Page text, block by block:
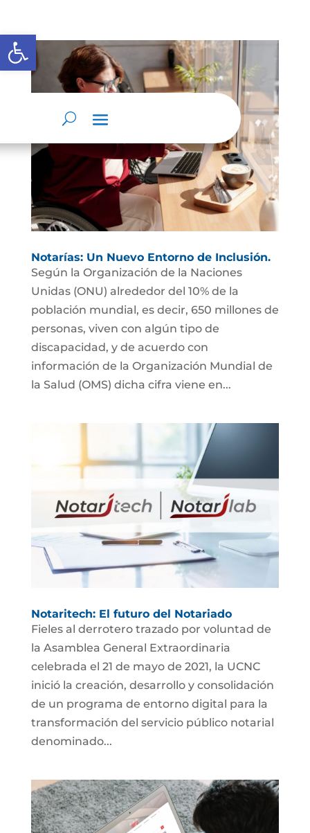
Abrir barra de herramientas
Notarías: Un Nuevo Entorno de Inclusión.
Según la Organización de la Naciones
Unidas (ONU) alrededor del 10% de la
población mundial, es decir, 650 millones de
personas, viven con algún tipo de
discapacidad, y de acuerdo con
información de la Organización Mundial de
la Salud (OMS) dicha cifra viene en...
Notaritech: El futuro del Notariado
Fieles al derrotero trazado por voluntad de
la Asamblea General Extraordinaria
celebrada el 21 de mayo de 2021, la UCNC
inició la creación, desarrollo y consolidación
de un programa de entorno digital para la
transformación del servicio público notarial
denominado...